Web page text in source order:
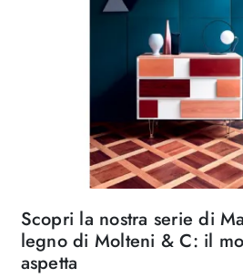
Scopri la nostra serie di
legno di Molteni & C: il
aspetta